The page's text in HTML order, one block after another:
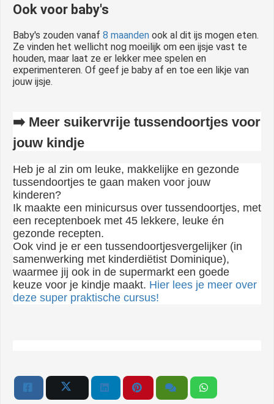
Ook voor baby's
Baby's zouden vanaf 8 maanden ook al dit ijs mogen eten.
Ze vinden het wellicht nog moeilijk om een ijsje vast te
houden, maar laat ze er lekker mee spelen en
experimenteren. Of geef je baby af en toe een likje van
jouw ijsje.
➡️ Meer suikervrije tussendoortjes voor
jouw kindje
Heb je al zin om leuke, makkelijke en gezonde
tussendoortjes te gaan maken voor jouw
kinderen?
Ik maakte een minicursus over tussendoortjes, met
een receptenboek met 45 lekkere, leuke én
gezonde recepten.
Ook vind je er een tussendoortjesvergelijker (in
samenwerking met kinderdiëtist Dominique),
waarmee jij ook in de supermarkt een goede
keuze voor je kindje maakt. Hier lees je meer over
deze super praktische cursus!